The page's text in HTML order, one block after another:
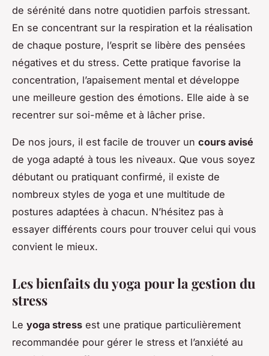
de sérénité dans notre quotidien parfois stressant.
En se concentrant sur la respiration et la réalisation
de chaque posture, l’esprit se libère des pensées
négatives et du stress. Cette pratique favorise la
concentration, l’apaisement mental et développe
une meilleure gestion des émotions. Elle aide à se
recentrer sur soi-même et à lâcher prise.
De nos jours, il est facile de trouver un cours avisé
de yoga adapté à tous les niveaux. Que vous soyez
débutant ou pratiquant confirmé, il existe de
nombreux styles de yoga et une multitude de
postures adaptées à chacun. N’hésitez pas à
essayer différents cours pour trouver celui qui vous
convient le mieux.
Les bienfaits du yoga pour la gestion du
stress
Le yoga stress est une pratique particulièrement
recommandée pour gérer le stress et l’anxiété au